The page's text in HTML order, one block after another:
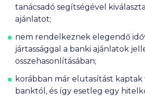
tanácsadó segítségével
ajánlatot;
nem rendelkeznek elegendő
jártassággal a banki ajánlatok
összehasonlításában;
korábban már elutasítást kaptak
banktól, és így esetleg egy